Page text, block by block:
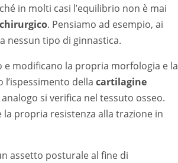
in molti casi l’equilibrio non è mai
. Pensiamo ad esempio, ai
nessun tipo di ginnastica.
modificano la propria morfologia e la
della cartilagine
si verifica nel tessuto osseo.
propria resistenza alla trazione in
assetto posturale al fine di